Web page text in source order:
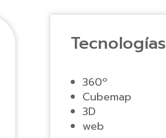
Tecnologías
360º
Cubemap
3D
web